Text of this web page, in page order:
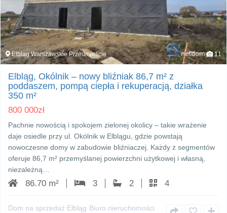
Elbląg Warszawskie Przedmieście 11
Elbląg, Okólnik – nowy bliźniak 86,7 m² z
poddaszem, pompą ciepła i rekuperacją, działka
350 m²
800 000zł
Pachnie nowością i spokojem zielonej okolicy – takie wrażenie
daje osiedle przy ul. Okólnik w Elblągu, gdzie powstają
nowoczesne domy w zabudowie bliźniaczej. Każdy z segmentów
oferuje 86,7 m² przemyślanej powierzchni użytkowej i własną,
niezależną…
86.70 m² 3 2 4
Dom na sprzedaż Elbląg Biuro nieruchomości